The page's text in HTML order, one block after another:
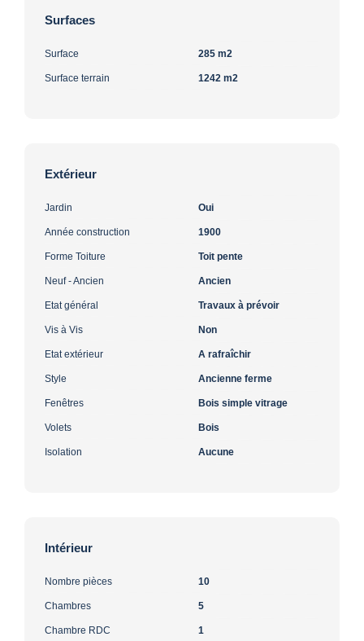
Surfaces
Surface 285 m2
Surface terrain 1242 m2
Extérieur
Jardin Oui
Année construction 1900
Forme Toiture Toit pente
Neuf - Ancien Ancien
Etat général Travaux à prévoir
Vis à Vis Non
Etat extérieur A rafraîchir
Style Ancienne ferme
Fenêtres Bois simple vitrage
Volets Bois
Isolation Aucune
Intérieur
Nombre pièces 10
Chambres 5
Chambre RDC 1